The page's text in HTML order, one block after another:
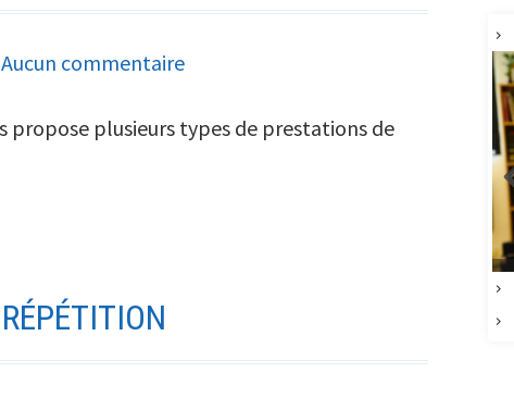
Aucun commentairesur
Son
propose plusieurs types de prestations de